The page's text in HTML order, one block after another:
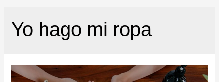
Yo hago mi ropa